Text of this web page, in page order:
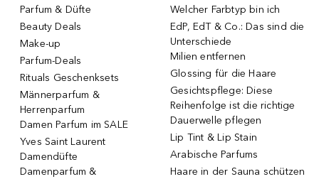
Parfum & Düfte
Beauty Deals
Make-up
Parfum-Deals
Rituals Geschenksets
Männerparfum &
Herrenparfum
Damen Parfum im SALE
Yves Saint Laurent
Damendüfte
Damenparfum &
Welcher Farbtyp bin ich
EdP, EdT & Co.: Das sind die
Unterschiede
Milien entfernen
Glossing für die Haare
Gesichtspflege: Diese
Reihenfolge ist die richtige
Dauerwelle pflegen
Lip Tint & Lip Stain
Arabische Parfums
Haare in der Sauna schützen